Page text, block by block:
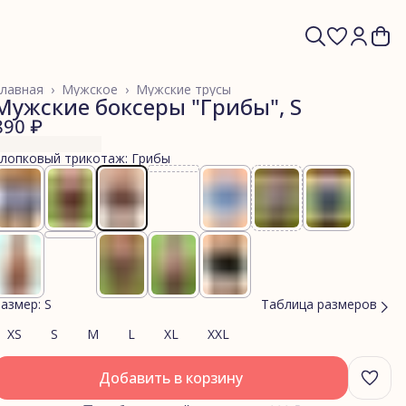
Мужские трусы
Мужское ›
›
боксеры "Грибы", S
₽
трикотаж: Грибы
S
Таблица размеров
XS
S M L XL XXL
Добавить в корзину